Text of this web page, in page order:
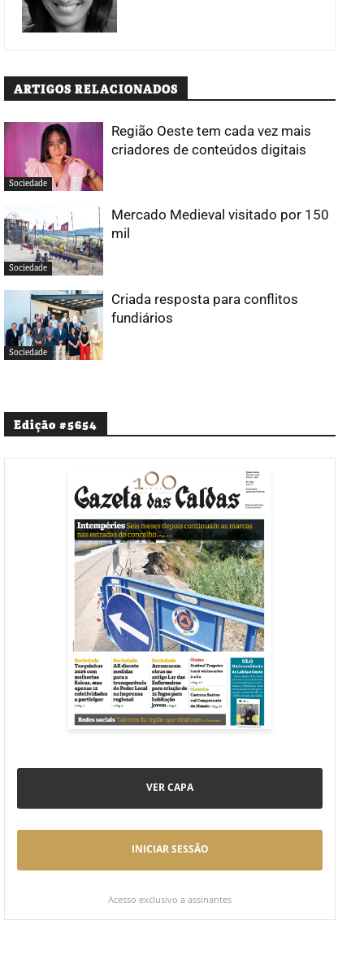
ARTIGOS RELACIONADOS
Sociedade
Região Oeste tem cada vez mais
criadores de conteúdos digitais
Sociedade
Mercado Medieval visitado por 150
mil
Sociedade
Criada resposta para conflitos
fundiários
Edição #5654
VER CAPA
INICIAR SESSÃO
Acesso exclusivo a assinantes